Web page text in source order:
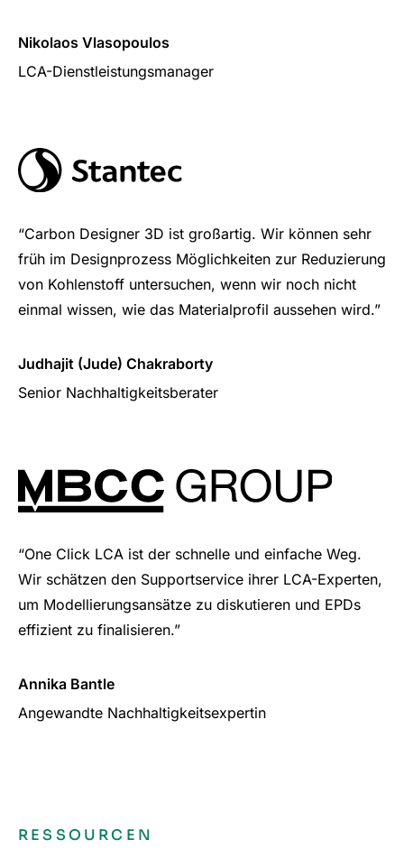
Nikolaos Vlasopoulos
LCA-Dienstleistungsmanager
“Carbon Designer 3D ist großartig. Wir können sehr
früh im Designprozess Möglichkeiten zur Reduzierung
von Kohlenstoff untersuchen, wenn wir noch nicht
einmal wissen, wie das Materialprofil aussehen wird.”
Judhajit (Jude) Chakraborty
Senior Nachhaltigkeitsberater
“One Click LCA ist der schnelle und einfache Weg.
Wir schätzen den Supportservice ihrer LCA-Experten,
um Modellierungsansätze zu diskutieren und EPDs
effizient zu finalisieren.”
Annika Bantle
Angewandte Nachhaltigkeitsexpertin
RESSOURCEN